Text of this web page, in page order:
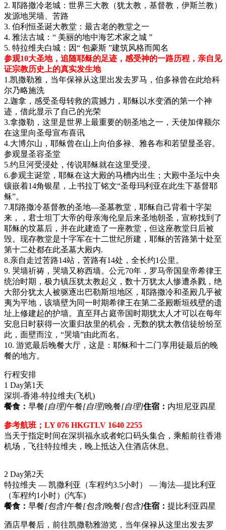
2. 耶路撒冷老城：世界三大教（犹太教，基督教，伊斯兰教）
发源地哭墙、苦路
3. 伯利恒圣诞大教堂：最古老的教堂之一
4. 雅法古城：“ 美丽的地中海艺术家之城 ”
5. 特拉维夫白城：因“ 包豪斯 ”建筑风格而闻名
参观10大圣地，追随耶稣的足迹，感受神的一路历程，亲自见
证宗教历史上的真实发生地
1.凯撒勒雅，当年保禄从这里出发去罗马，伯多禄曾在此给科
尔乃略施洗
2.迦拿，感受圣母转救的震撼力，耶稣以水变酒的第一个神
迹，借此显示了自己的光荣
3.拿撒勒，这里是世界上最重要的朝圣地之一，天使加俾额尔
在这里向圣母宣布喜讯
4.大博尔山，耶稣曾在山上向伯多禄、雅各布和若望显圣容。
参观显圣容圣堂
5.约旦河受浸处，传说耶稣就在这里受浸。
6.参观主诞堂，耶稣在这大殿的马槽内出生；大殿中圣坛中央
镶嵌着14角银星，上书拉丁铭文“圣母玛利亚在此生下基督耶
稣”。
7.耶路撒冷基督教的圣地—圣墓教堂，耶稣自己背着十字架
来，，君士坦丁大帝的母亲海伦皇后来圣地朝圣，宣称找到了
耶稣的坟墓后，并在此建造了一座教堂，但这座教堂日后被
毁。现存教堂是十字军在十二世纪所建，耶稣的苦路第十处至
第十二处都在此圣墓大殿内.
8.亲自走过苦路14站，苦路有14处，全长约1公里。
9. 哭墙祈祷，哭墙又称西墙。公元70年，罗马帝国皇帝希律王
统治时期，极力镇压犹太教起义，数十万犹太人惨遭杀戮，绝
大部分犹太人被驱逐出巴勒斯坦地区，耶路撒冷和圣殿几乎被
夷为平地，该墙壁为同一时期希律王在第二圣殿断垣残壁的遗
址上修建起的护墙。直至拜占庭帝国时期犹太人才可以在每年
安息日时获得一次重归故里的机会，无数的犹太教信徒纷纷至
此，面壁而泣，“哭墙”由此而名。
10. 游览最后晚餐大厅，这是：耶稣和十二门享用徒最后的晚
餐的地方。
行程安排
1 Day第1天
深圳-香港-特拉维夫(飞机)
餐食： 早餐[自理]午餐[自理]晚餐[自理]住宿： 内坦尼亚四星
参考航班；LY 076 HKGTLV 1640 2255
当天于指定时间在深圳福永或者蛇口码头集合，乘船前往香港
机场，飞往特拉维夫，晚上抵达入住酒店休息。
2 Day第2天
特拉维夫 — 凯撒利亚（车程约3.5小时） — 海法—提比利亚
（车程约1小时） (汽车)
餐食： 早餐[包含]午餐[包含]晚餐[包含]住宿： 提比利亚四星
酒店早餐后，前往凯撒勒雅游览，当年保禄从这里出发去罗